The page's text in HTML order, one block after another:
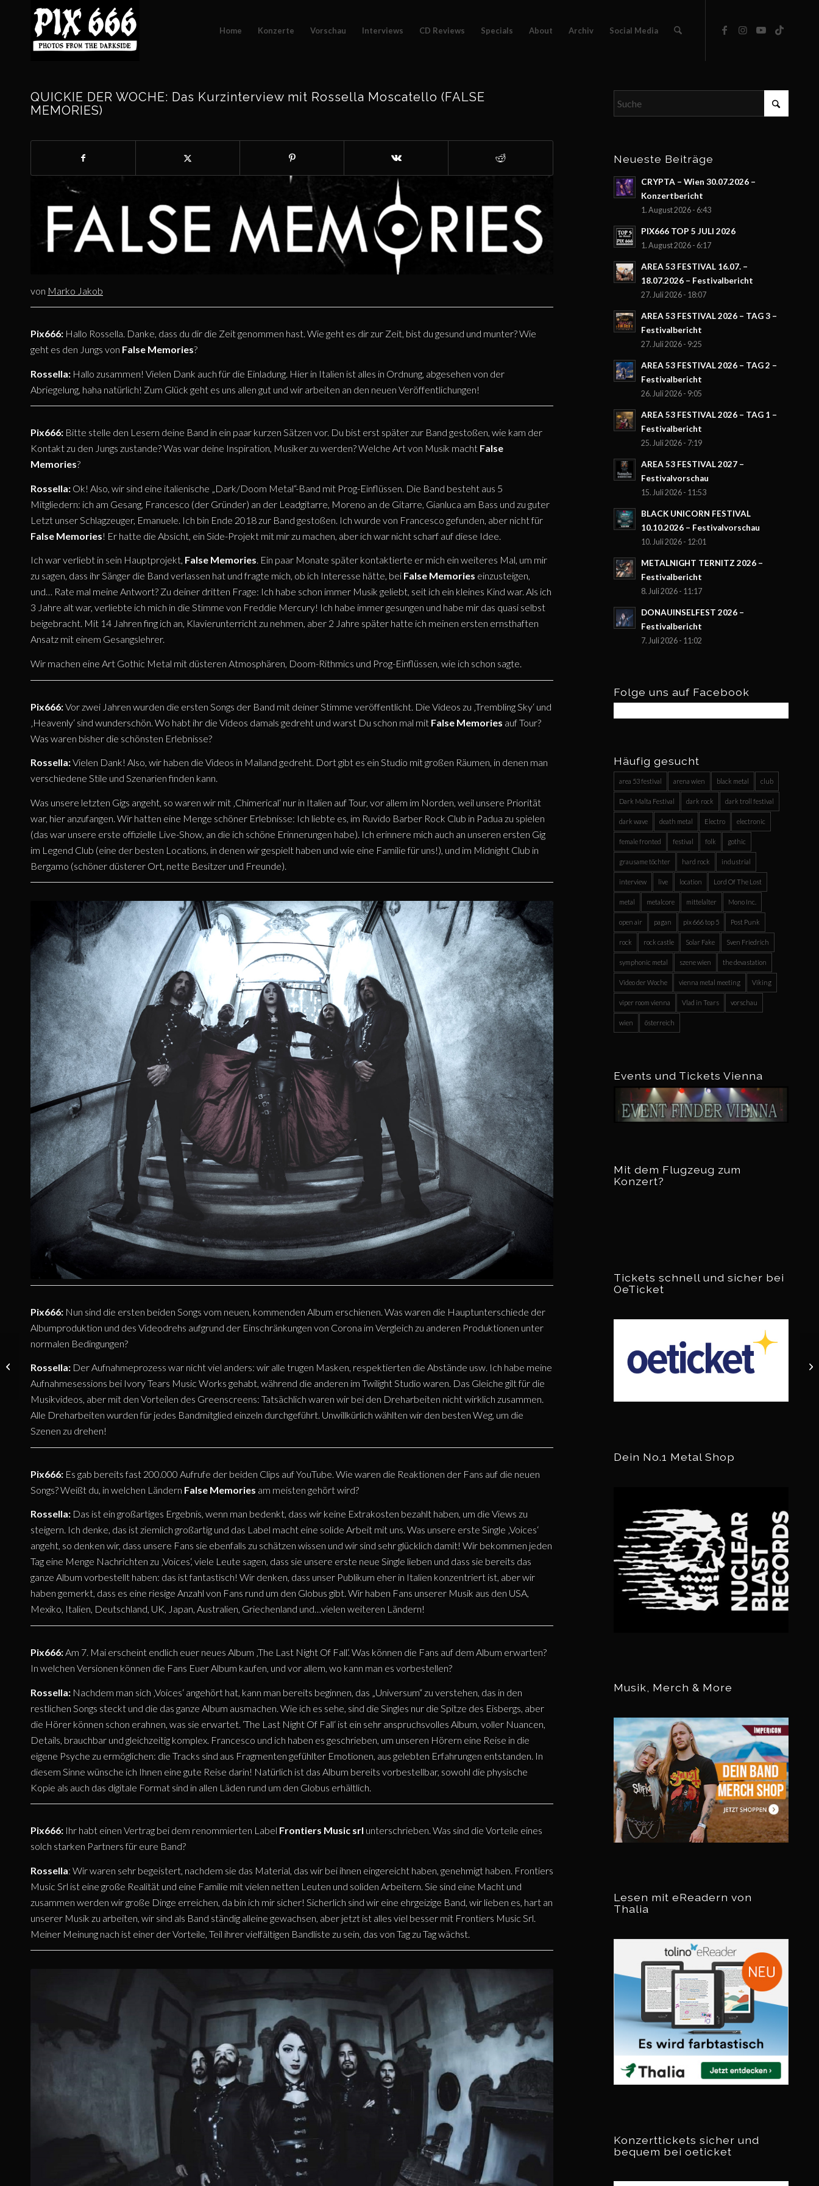
Home Konzerte Vorschau Interviews CD Reviews Specials About Archiv Social Media
QUICKIE DER WOCHE: Das Kurzinterview mit Rossella Moscatello (FALSE
MEMORIES)
von Marko Jakob
Pix666: Hallo Rossella. Danke, dass du dir die Zeit genommen hast. Wie geht es dir zur Zeit, bist du gesund und munter? Wie
geht es den Jungs von False Memories?
Rossella: Hallo zusammen! Vielen Dank auch für die Einladung. Hier in Italien ist alles in Ordnung, abgesehen von der
Abriegelung, haha natürlich! Zum Glück geht es uns allen gut und wir arbeiten an den neuen Veröffentlichungen!
Pix666: Bitte stelle den Lesern deine Band in ein paar kurzen Sätzen vor. Du bist erst später zur Band gestoßen, wie kam der
Kontakt zu den Jungs zustande? Was war deine Inspiration, Musiker zu werden? Welche Art von Musik macht False
Memories?
Rossella: Ok! Also, wir sind eine italienische „Dark/Doom Metal“-Band mit Prog-Einflüssen. Die Band besteht aus 5
Mitgliedern: ich am Gesang, Francesco (der Gründer) an der Leadgitarre, Moreno an de Gitarre, Gianluca am Bass und zu guter
Letzt unser Schlagzeuger, Emanuele. Ich bin Ende 2018 zur Band gestoßen. Ich wurde von Francesco gefunden, aber nicht für
False Memories! Er hatte die Absicht, ein Side-Projekt mit mir zu machen, aber ich war nicht scharf auf diese Idee.
Ich war verliebt in sein Hauptprojekt, False Memories. Ein paar Monate später kontaktierte er mich ein weiteres Mal, um mir
zu sagen, dass ihr Sänger die Band verlassen hat und fragte mich, ob ich Interesse hätte, bei False Memories einzusteigen,
und… Rate mal meine Antwort? Zu deiner dritten Frage: Ich habe schon immer Musik geliebt, seit ich ein kleines Kind war. Als ich
3 Jahre alt war, verliebte ich mich in die Stimme von Freddie Mercury! Ich habe immer gesungen und habe mir das quasi selbst
beigebracht. Mit 14 Jahren fing ich an, Klavierunterricht zu nehmen, aber 2 Jahre später hatte ich meinen ersten ernsthaften
Ansatz mit einem Gesangslehrer.
Wir machen eine Art Gothic Metal mit düsteren Atmosphären, Doom-Rithmics und Prog-Einflüssen, wie ich schon sagte.
Pix666:Vor zwei Jahren wurden die ersten Songs der Band mit deiner Stimme veröffentlicht. Die Videos zu ‚Trembling Sky‘ und
‚Heavenly‘ sind wunderschön. Wo habt ihr die Videos damals gedreht und warst Du schon mal mit False Memories auf Tour?
Was waren bisher die schönsten Erlebnisse?
Rossella:Vielen Dank! Also, wir haben die Videos in Mailand gedreht. Dort gibt es ein Studio mit großen Räumen, in denen man
verschiedene Stile und Szenarien finden kann.
Was unsere letzten Gigs angeht, so waren wir mit ‚Chimerical‘ nur in Italien auf Tour, vor allem im Norden, weil unsere Priorität
war, hier anzufangen. Wir hatten eine Menge schöner Erlebnisse: Ich liebte es, im Ruvido Barber Rock Club in Padua zu spielen
(das war unsere erste offizielle Live-Show, an die ich schöne Erinnerungen habe). Ich erinnere mich auch an unseren ersten Gig
im Legend Club (eine der besten Locations, in denen wir gespielt haben und wie eine Familie für uns!), und im Midnight Club in
Bergamo (schöner düsterer Ort, nette Besitzer und Freunde).
Pix666: Nun sind die ersten beiden Songs vom neuen, kommenden Album erschienen. Was waren die Hauptunterschiede der
Albumproduktion und des Videodrehs aufgrund der Einschränkungen von Corona im Vergleich zu anderen Produktionen unter
normalen Bedingungen?
Rossella: Der Aufnahmeprozess war nicht viel anders: wir alle trugen Masken, respektierten die Abstände usw. Ich habe meine
Aufnahmesessions bei Ivory Tears Music Works gehabt, während die anderen im Twilight Studio waren. Das Gleiche gilt für die
Musikvideos, aber mit den Vorteilen des Greenscreens: Tatsächlich waren wir bei den Dreharbeiten nicht wirklich zusammen.
Alle Dreharbeiten wurden für jedes Bandmitglied einzeln durchgeführt. Unwillkürlich wählten wir den besten Weg, um die
Szenen zu drehen!
Pix666: Es gab bereits fast 200.000 Aufrufe der beiden Clips auf YouTube. Wie waren die Reaktionen der Fans auf die neuen
Songs? Weißt du, in welchen Ländern False Memories am meisten gehört wird?
Rossella: Das ist ein großartiges Ergebnis, wenn man bedenkt, dass wir keine Extrakosten bezahlt haben, um die Views zu
steigern. Ich denke, das ist ziemlich großartig und das Label macht eine solide Arbeit mit uns. Was unsere erste Single ‚Voices‘
angeht, so denken wir, dass unsere Fans sie ebenfalls zu schätzen wissen und wir sind sehr glücklich damit! Wir bekommen jeden
Tag eine Menge Nachrichten zu ‚Voices‘, viele Leute sagen, dass sie unsere erste neue Single lieben und dass sie bereits das
ganze Album vorbestellt haben: das ist fantastisch! Wir denken, dass unser Publikum eher in Italien konzentriert ist, aber wir
haben gemerkt, dass es eine riesige Anzahl von Fans rund um den Globus gibt. Wir haben Fans unserer Musik aus den USA,
Mexiko, Italien, Deutschland, UK, Japan, Australien, Griechenland und…vielen weiteren Ländern!
Pix666:Am 7. Mai erscheint endlich euer neues Album ‚The Last Night Of Fall‘. Was können die Fans auf dem Album erwarten?
In welchen Versionen können die Fans Euer Album kaufen, und vor allem, wo kann man es vorbestellen?
Rossella: Nachdem man sich ‚Voices‘ angehört hat, kann man bereits beginnen, das „Universum“ zu verstehen, das in den
restlichen Songs steckt und die das ganze Album ausmachen. Wie ich es sehe, sind die Singles nur die Spitze des Eisbergs, aber
die Hörer können schon erahnen, was sie erwartet. ‘The Last Night Of Fall‘ ist ein sehr anspruchsvolles Album, voller Nuancen,
Details, brauchbar und gleichzeitig komplex. Francesco und ich haben es geschrieben, um unseren Hörern eine Reise in die
eigene Psyche zu ermöglichen: die Tracks sind aus Fragmenten gefühlter Emotionen, aus gelebten Erfahrungen entstanden. In
diesem Sinne wünsche ich Ihnen eine gute Reise darin! Natürlich ist das Album bereits vorbestellbar, sowohl die physische
Kopie als auch das digitale Format sind in allen Läden rund um den Globus erhältlich.
Pix666: Ihr habt einen Vertrag bei dem renommierten Label Frontiers Music srl unterschrieben. Was sind die Vorteile eines
solch starken Partners für eure Band?
Rossella: Wir waren sehr begeistert, nachdem sie das Material, das wir bei ihnen eingereicht haben, genehmigt haben. Frontiers
Music Srl ist eine große Realität und eine Familie mit vielen netten Leuten und soliden Arbeitern. Sie sind eine Macht und
zusammen werden wir große Dinge erreichen, da bin ich mir sicher! Sicherlich sind wir eine ehrgeizige Band, wir lieben es, hart an
unserer Musik zu arbeiten, wir sind als Band ständig alleine gewachsen, aber jetzt ist alles viel besser mit Frontiers Music Srl.
Meiner Meinung nach ist einer der Vorteile, Teil ihrer vielfältigen Bandliste zu sein, das von Tag zu Tag wächst.
Neueste Beiträge
CRYPTA – Wien 30.07.2026 –
Konzertbericht
1. August 2026 - 6:43
PIX666 TOP 5 JULI 2026
1. August 2026 - 6:17
AREA 53 FESTIVAL 16.07. –
18.07.2026 – Festivalbericht
27. Juli 2026 - 18:07
AREA 53 FESTIVAL 2026 – TAG 3 –
Festivalbericht
27. Juli 2026 - 9:25
AREA 53 FESTIVAL 2026 – TAG 2 –
Festivalbericht
26. Juli 2026 - 9:05
AREA 53 FESTIVAL 2026 – TAG 1 –
Festivalbericht
25. Juli 2026 - 7:19
AREA 53 FESTIVAL 2027 –
Festivalvorschau
15. Juli 2026 - 11:53
BLACK UNICORN FESTIVAL
10.10.2026 – Festivalvorschau
10. Juli 2026 - 12:01
METALNIGHT TERNITZ 2026 –
Festivalbericht
8. Juli 2026 - 11:17
DONAUINSELFEST 2026 –
Festivalbericht
7. Juli 2026 - 11:02
Folge uns auf Facebook
Häufig gesucht
area 53 festival arena wien black metal club
Dark Malta Festival dark rock dark troll festival
dark wave death metal Electro electronic
female fronted festival folk gothic
grausame töchter hard rock industrial
interview live location Lord Of The Lost
metal metalcore mittelalter Mono Inc.
open air pagan pix 666 top 5 Post Punk
rock rock castle Solar Fake Sven Friedrich
symphonic metal szene wien the devastation
Video der Woche vienna metal meeting Viking
viper room vienna Vlad in Tears vorschau
wien österreich
Events und Tickets Vienna
Mit dem Flugzeug zum
Konzert?
Tickets schnell und sicher bei
OeTicket
Dein No.1 Metal Shop
Musik, Merch & More
Lesen mit eReadern von
Thalia
Konzerttickets sicher und
bequem bei oeticket
INTERVIEW:
Rossella
Moscatello
(FALSE
MEMORIES) –
April 2021